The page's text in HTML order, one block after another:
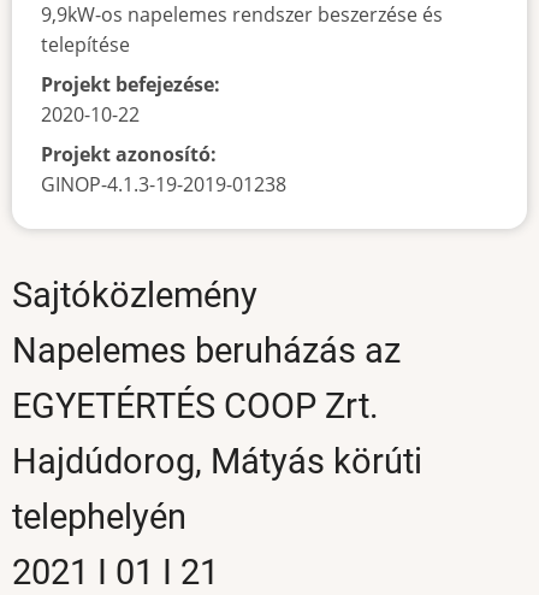
9,9kW-os napelemes rendszer beszerzése és
telepítése
Projekt befejezése:
2020-10-22
Projekt azonosító:
GINOP-4.1.3-19-2019-01238
Sajtóközlemény
Napelemes beruházás az
EGYETÉRTÉS COOP Zrt.
Hajdúdorog, Mátyás körúti
telephelyén
2021 I 01 I 21